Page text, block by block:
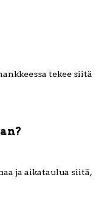
tekee siitä
ja aikataulua siitä,